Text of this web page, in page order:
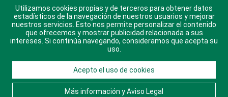
Escuchando al corazón
Economía Personal
Descarga nuestras aplicaciones para Android, iOS y
sistema Huawei.
© 2021 Diario Libre, todos los derechos reservados.
Consulta elAviso Legal. Ponte en Contacto
Utilizamos cookies propias y de terceros para obtener datos
estadísticos de la navegación de nuestros usuarios y mejorar
nuestros servicios. Esto nos permite personalizar el contenido
que ofrecemos y mostrar publicidad relacionada a sus
intereses. Si continúa navegando, consideramos que acepta su
uso.
Acepto el uso de cookies
Más información y Aviso Legal